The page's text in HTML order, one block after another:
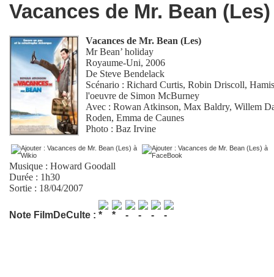
Vacances de Mr. Bean (Les)
Vacances de Mr. Bean (Les)
Mr Bean’ holiday
Royaume-Uni, 2006
De Steve Bendelack
Scénario :Richard Curtis,Robin Driscoll,
l'oeuvre de Simon McBurney
Avec :Rowan Atkinson,Max Baldry,Willem
Roden,Emma de Caunes
Photo :Baz Irvine
Musique : Howard Goodall
Durée : 1h30
Sortie : 18/04/2007
Note FilmDeCulte :